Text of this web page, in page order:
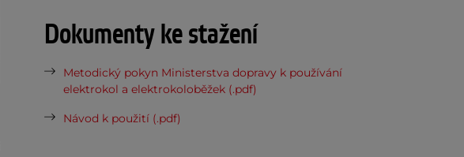
Dokumenty ke stažení
Metodický pokyn Ministerstva dopravy k používání
elektrokol a elektrokoloběžek (.pdf)
Návod k použití (.pdf)